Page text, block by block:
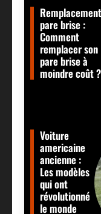
Remplacement
pare brise :
Comment
remplacer son
pare brise à
moindre coût ?
Voiture
americaine
ancienne :
Les modèles
qui ont
révolutionné
le monde